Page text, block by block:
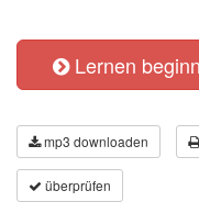
Lernen
mp3 downloaden
überprüfen